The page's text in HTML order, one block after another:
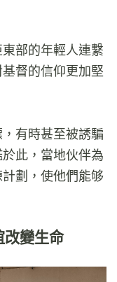
部的年輕人連繫​​
督的信仰更加堅
有時甚至被誘騙
此，當地伙伴為
劃，使他們能够
變生命